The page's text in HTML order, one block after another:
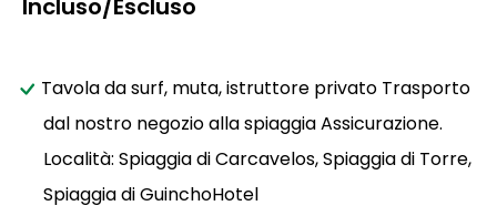
Incluso/Escluso
Tavola da surf, muta, istruttore privato Trasporto
dal nostro negozio alla spiaggia Assicurazione.
Località: Spiaggia di Carcavelos, Spiaggia di Torre,
Spiaggia di GuinchoHotel